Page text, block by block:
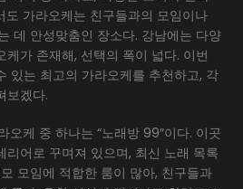
도 가라오케는 친구들과의 모임이나
데 안성맞춤인 장소다. 강남에는 다양
가 존재해, 선택의 폭이 넓다. 이번
있는 최고의 가라오케를 추천하고, 각
보겠다.
오케 중 하나는 “노래방 99″이다. 이곳
리어로 꾸며져 있으며, 최신 노래 목록
모임에 적합한 룸이 많아, 친구들과